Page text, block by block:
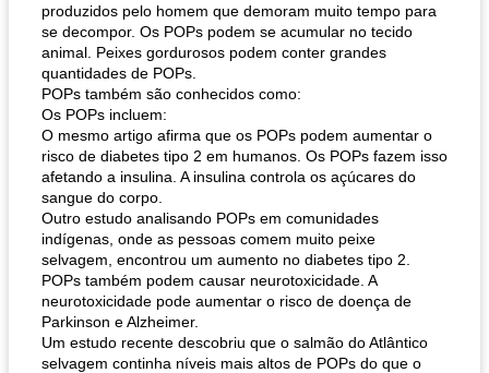
queijo festivo mergulho 'slaw' perfurador de romã temperada
produzidos pelo homem que demoram muito tempo para
se decompor. Os POPs podem se acumular no tecido
animal. Peixes gordurosos podem conter grandes
quantidades de POPs.
POPs também são conhecidos como:
Os POPs incluem:
O mesmo artigo afirma que os POPs podem aumentar o
risco de diabetes tipo 2 em humanos. Os POPs fazem isso
afetando a insulina. A insulina controla os açúcares do
sangue do corpo.
Outro estudo analisando POPs em comunidades
indígenas, onde as pessoas comem muito peixe
selvagem, encontrou um aumento no diabetes tipo 2.
POPs também podem causar neurotoxicidade. A
neurotoxicidade pode aumentar o risco de doença de
Parkinson e Alzheimer.
Um estudo recente descobriu que o salmão do Atlântico
selvagem continha níveis mais altos de POPs do que o